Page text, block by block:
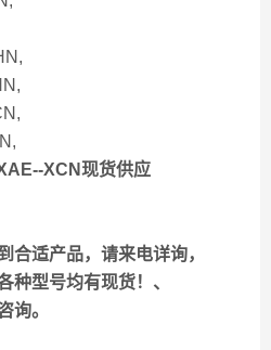
XCN现货供应
合适产品，请来电详询，
种型号均有现货！、
询。